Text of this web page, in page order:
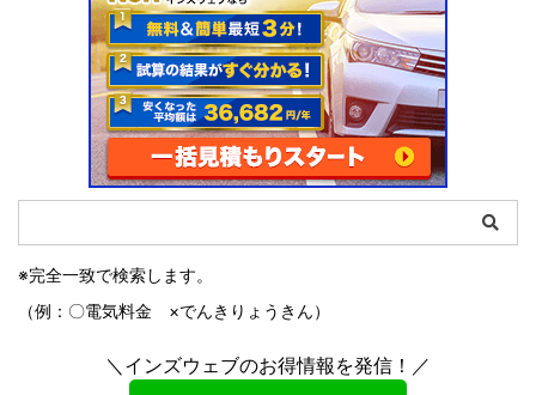
※完全一致で検索します。
（例：〇電気料金 ×でんきりょうきん）
＼インズウェブのお得情報を発信！／